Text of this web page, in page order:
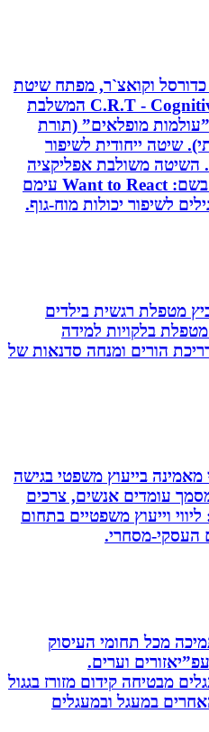
וקואצ`ר, מפתח שיטת
C.R.T - Cognitive Reaction Training המשלבת
מופלאים” (תורת
שיטה ייחודית לשיפור
השיטה משולבת אפליקציה
ייחודית וערכה ייעודיות בשם: Want to React עימם
לשיפור יכולות מוח-גוף.
מטפלת רגשית בילדים
בלקויות למידה
הורים ומנחה סדנאות של
בייעוץ משפטי בגישה
עומדים אנשים, צרכים
וייעוץ משפטיים בתחום
מסחרי.
מכל תחומי העיסוק
וערים.
קידום מזורז בגגול
במעגל ובמעגלים